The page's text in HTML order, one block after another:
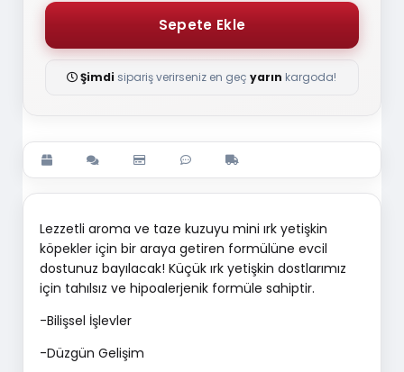
Şimdi sipariş verirseniz en geçyarın kargoda!
Lezzetli aroma ve taze kuzuyu mini ırk yetişkin
köpekler için bir araya getiren formülüne evcil
dostunuz bayılacak! Küçük ırk yetişkin dostlarımız
için tahılsız ve hipoalerjenik formüle sahiptir.
-Bilişsel İşlevler
-Düzgün Gelişim